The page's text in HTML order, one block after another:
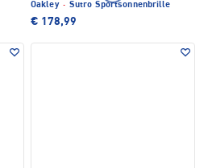
Oakley · Sutro Sportsonnenbrille
€ 178,99